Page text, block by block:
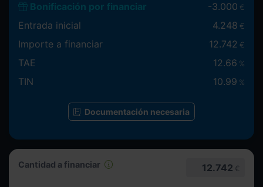
Cantidad a financiar 12.742 €
Bonificación por financiar -3.000 €
Entrada inicial 4.248 €
Importe a financiar 12.742 €
TAE 12.66 %
TIN 10.99 %
Documentación necesaria